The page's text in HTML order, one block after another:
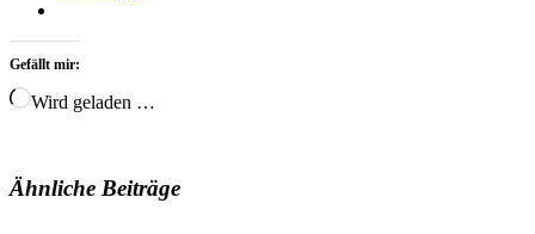
Gefällt mir:
Wird geladen …
Ähnliche Beiträge